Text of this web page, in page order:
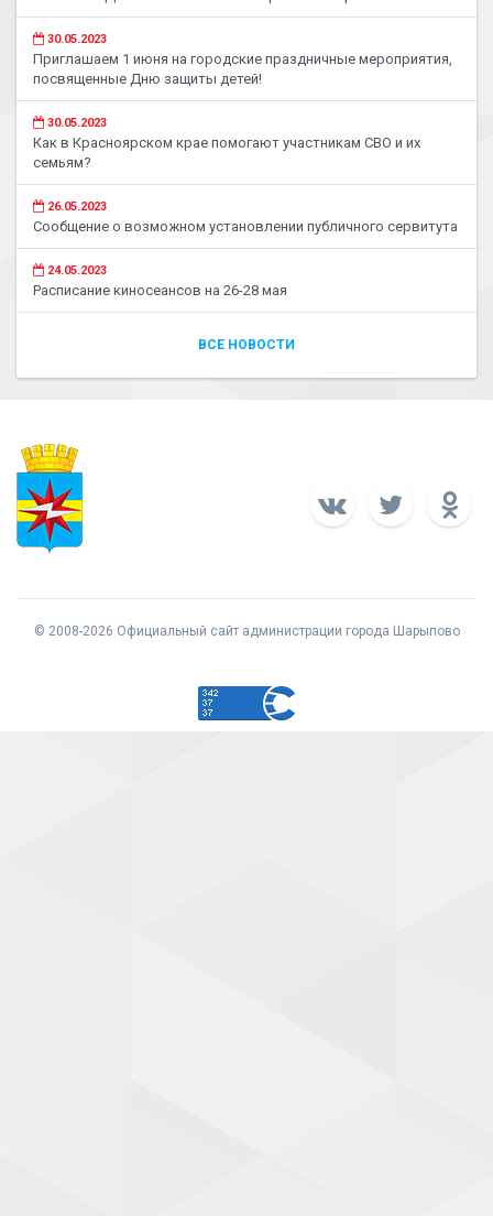
30.05.2023
Приглашаем 1 июня на городские праздничные мероприятия,
посвященные Дню защиты детей!
30.05.2023
Как в Красноярском крае помогают участникам СВО и их
семьям?
26.05.2023
Сообщение о возможном установлении публичного сервитута
24.05.2023
Расписание киносеансов на 26-28 мая
ВСЕ НОВОСТИ
© 2008-2026 Официальный сайт администрации города Шарыпово